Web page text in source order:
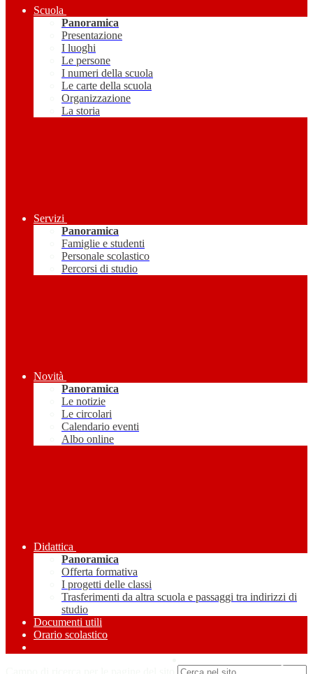
Scuola
Panoramica
Presentazione
I luoghi
Le persone
I numeri della scuola
Le carte della scuola
Organizzazione
La storia
Servizi
Panoramica
Famiglie e studenti
Personale scolastico
Percorsi di studio
Novità
Panoramica
Le notizie
Le circolari
Calendario eventi
Albo online
Didattica
Panoramica
Offerta formativa
I progetti delle classi
Trasferimenti da altra scuola e passaggi tra indirizzi di
studio
Documenti utili
Orario scolastico